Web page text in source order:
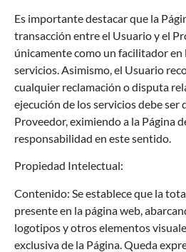
Es importante destacar que la
transacción entre el Usuario y el
únicamente como un facilitador en
servicios. Asimismo, el Usuario
cualquier reclamación o disputa
ejecución de los servicios debe
Proveedor, eximiendo a la Página
responsabilidad en este sentido.
Propiedad Intelectual:
Contenido: Se establece que la
presente en la página web,
logotipos y otros elementos
exclusiva de la Página. Queda